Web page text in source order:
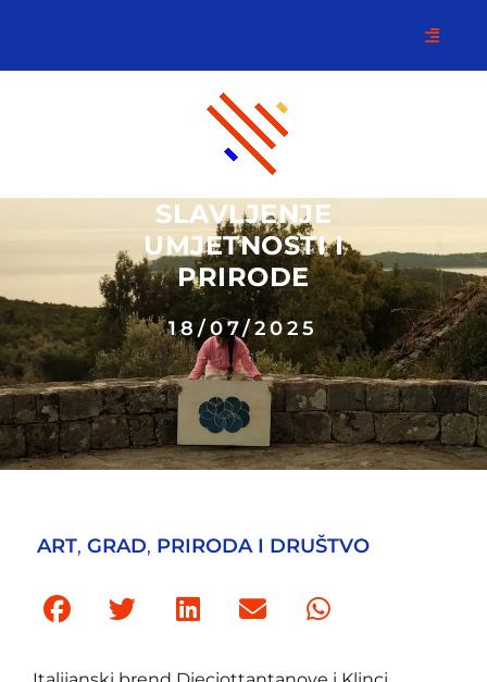
SLAVLJENJE
UMJETNOSTI I
PRIRODE
18/07/2025
ART, GRAD, PRIRODA I DRUŠTVO